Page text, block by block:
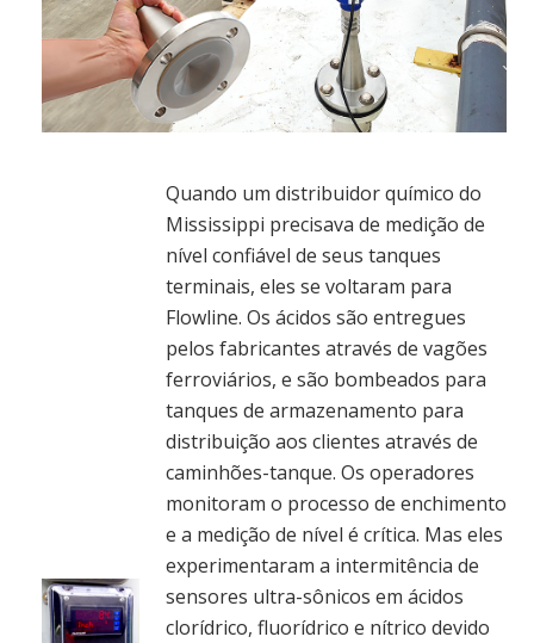
Quando um distribuidor químico do
Mississippi precisava de medição de
nível confiável de seus tanques
terminais, eles se voltaram para
Flowline. Os ácidos são entregues
pelos fabricantes através de vagões
ferroviários, e são bombeados para
tanques de armazenamento para
distribuição aos clientes através de
caminhões-tanque. Os operadores
monitoram o processo de enchimento
e a medição de nível é crítica. Mas eles
experimentaram a intermitência de
sensores ultra-sônicos em ácidos
clorídrico, fluorídrico e nítrico devido